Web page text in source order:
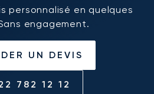
personnalisé en quelques
engagement.
UN DEVIS
782 12 12